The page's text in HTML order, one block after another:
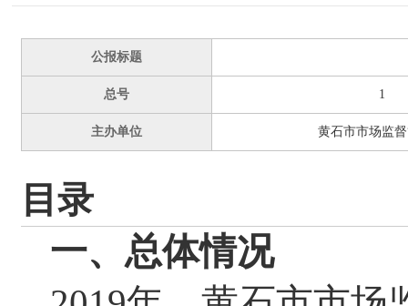
公报标题
总号 1
主办单位 黄石市市场监
目录
一、总体情况